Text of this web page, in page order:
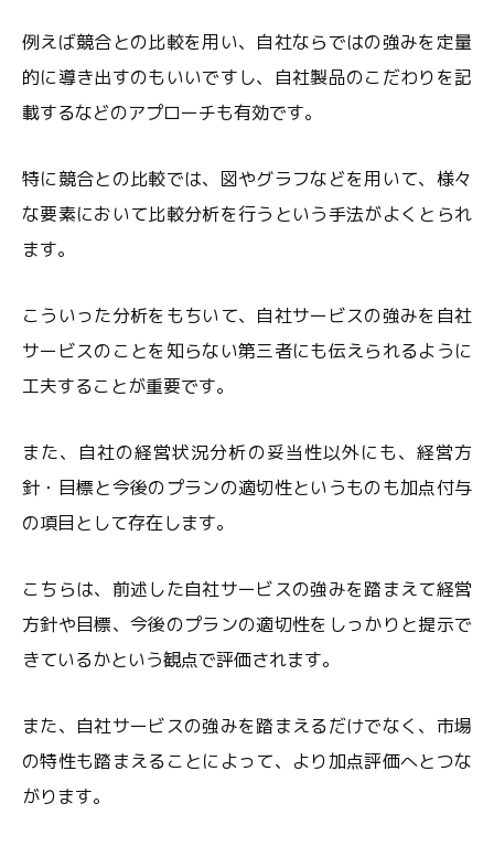
例えば競合との比較を用い、自社ならではの強みを定量
的に導き出すのもいいですし、自社製品のこだわりを記
載するなどのアプローチも有効です。
特に競合との比較では、図やグラフなどを用いて、様々
な要素において比較分析を行うという手法がよくとられ
ます。
こういった分析をもちいて、自社サービスの強みを自社
サービスのことを知らない第三者にも伝えられるように
工夫することが重要です。
また、自社の経営状況分析の妥当性以外にも、経営方
針・目標と今後のプランの適切性というものも加点付与
の項目として存在します。
こちらは、前述した自社サービスの強みを踏まえて経営
方針や目標、今後のプランの適切性をしっかりと提示で
きているかという観点で評価されます。
また、自社サービスの強みを踏まえるだけでなく、市場
の特性も踏まえることによって、より加点評価へとつな
がります。